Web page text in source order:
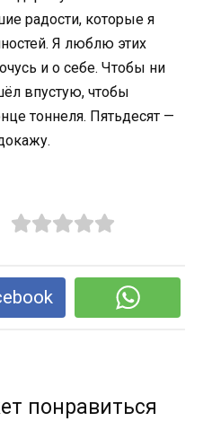
радости, которые я
Я люблю этих
и о себе. Чтобы ни
впустую, чтобы
тоннеля. Пятьдесят —
понравиться